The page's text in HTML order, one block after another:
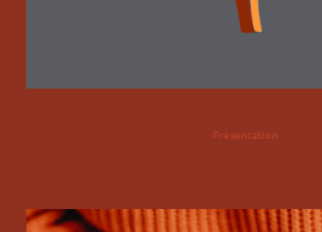
Présentation